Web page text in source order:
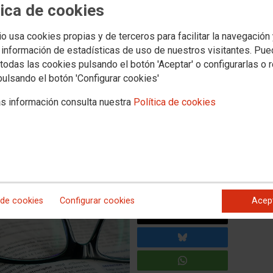
de cookies
usa cookies propias y de terceros para facilitar la navegación
de estadísticas de uso de nuestros visitantes.
las cookies pulsando el botón 'Aceptar' o configurarlas o
el botón 'Configurar cookies'
información consulta nuestra Política de cookies
cookies Configurar cookies
Empleo Política educativa Mujeres e igualdad
de centros
urgentes sobre la
Dual en Canarias
Formación Profesional nos llegan noticias preocupantes
que se vive, pues no logran entender cómo se
y del alumnado para este nuevo curso escolar en